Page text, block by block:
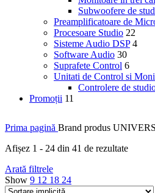
Subwoofere de
Preamplificatoare de
Procesoare Studio 22
Sisteme Audio DSP 4
Software Audio 30
Suprafete Control 6
Unitati de Control si
Controlere de
Promoții 11
Prima pagină Brand produs
Afișez 1 - 24 din 41 de rezultate
Arată filtrele
Show 9 12 18 24